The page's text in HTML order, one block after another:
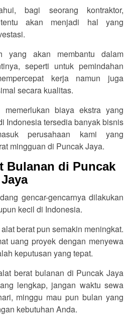
bagi seorang kontraktor,
akan menjadi hal yang
yang akan membantu dalam
seperti untuk pemindahan
kerja namun juga
secara kualitas.
biaya ekstra yang
Indonesia tersedia banyak bisnis
perusahaan kami yang
mingguan di Puncak Jaya.
Bulanan di Puncak
Jaya
gencar-gencarnya dilakukan
kecil di Indonesia.
berat pun semakin meningkat.
uang proyek dengan menyewa
keputusan yang tepat.
berat bulanan di Puncak Jaya
lengkap, jangan waktu sewa
minggu mau pun bulan yang
kebutuhan Anda.